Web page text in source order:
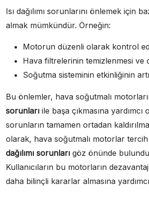
Isı dağılımı sorunlarını önlemek için
almak mümkündür. Örneğin:
Motorun düzenli olarak kontrol
Hava filtrelerinin temizlenmesi ve
Soğutma sisteminin etkinliğinin
Bu önlemler, hava soğutmalı
sorunları ile başa çıkmasına
sorunların tamamen ortadan
olarak, hava soğutmalı motorlar
dağılımı sorunları göz önünde
Kullanıcıların bu motorların
daha bilinçli kararlar almasına